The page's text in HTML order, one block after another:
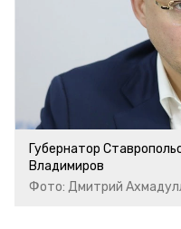
Губернатор
Владимиров
Фото: Дмитрий